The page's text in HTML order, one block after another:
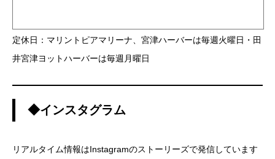
定休日：マリントピアマリーナ、宮津ハーバーは毎週火曜日・田
井宮津ヨットハーバーは毎週月曜日
◆インスタグラム
リアルタイム情報はInstagramのストーリーズで発信しています